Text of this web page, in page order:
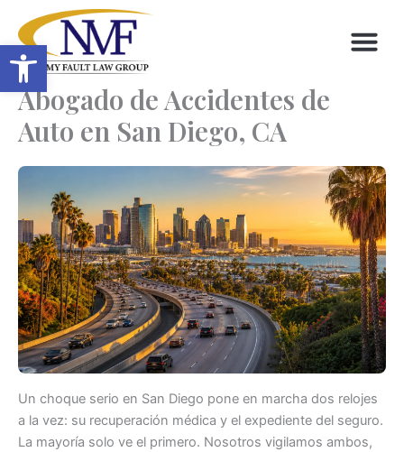
Open toolbar
content
Abogado de Accidentes de
Auto en San Diego, CA
Un choque serio en San Diego pone en marcha dos relojes
a la vez: su recuperación médica y el expediente del seguro.
La mayoría solo ve el primero. Nosotros vigilamos ambos,